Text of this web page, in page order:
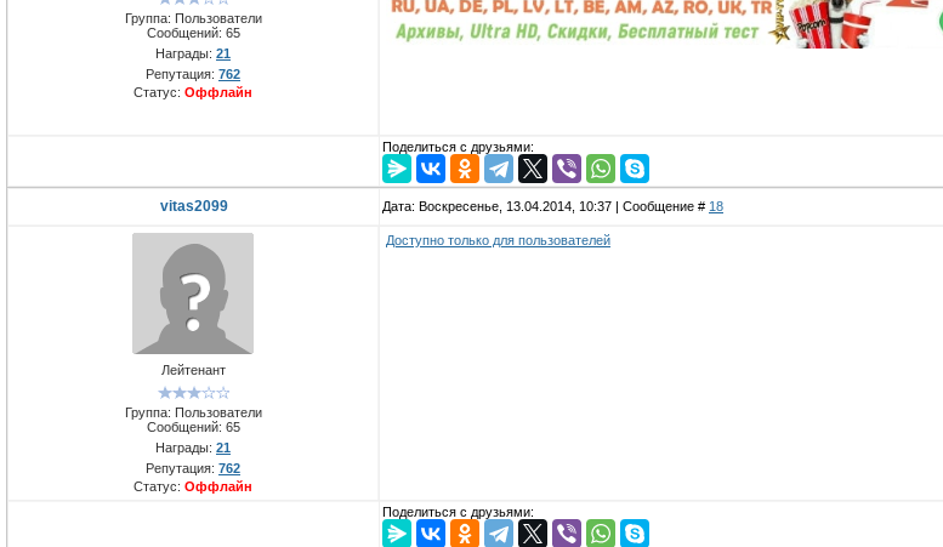
Группа: Пользователи
Сообщений: 65
Награды: 21
Репутация: 762
Статус: Оффлайн
Поделиться с друзьями:
vitas2099 Дата: Воскресенье, 13.04.2014, 10:37 | Сообщение # 18
Лейтенант
Группа: Пользователи
Сообщений: 65
Награды: 21
Репутация: 762
Статус: Оффлайн
Доступно только для пользователей
Поделиться с друзьями: